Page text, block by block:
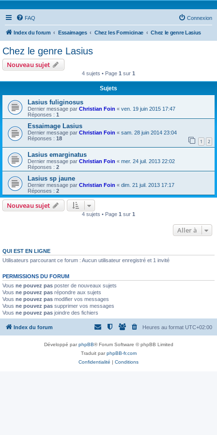
FAQ Connexion
Index du forum Essaimages Chez les Formicinae Chez le genre Lasius
Chez le genre Lasius
Nouveau sujet
4 sujets • Page 1 sur 1
Sujets
Lasius fuliginosus
Dernier message par Christian Foin « ven. 19 juin 2015 17:47
Réponses : 1
Essaimage Lasius
Dernier message par Christian Foin « sam. 28 juin 2014 23:04
Réponses : 18 1 2
Lasius emarginatus
Dernier message par Christian Foin « mer. 24 juil. 2013 22:02
Réponses : 2
Lasius sp jaune
Dernier message par Christian Foin « dim. 21 juil. 2013 17:17
Réponses : 2
Nouveau sujet
4 sujets • Page 1 sur 1
Aller à
QUI EST EN LIGNE
Utilisateurs parcourant ce forum : Aucun utilisateur enregistré et 1 invité
PERMISSIONS DU FORUM
Vous ne pouvez pas poster de nouveaux sujets
Vous ne pouvez pas répondre aux sujets
Vous ne pouvez pas modifier vos messages
Vous ne pouvez pas supprimer vos messages
Vous ne pouvez pas joindre des fichiers
Index du forum Heures au format UTC+02:00
Développé parphpBB® Forum Software © phpBB Limited
Traduit parphpBB-fr.com
Confidentialité | Conditions